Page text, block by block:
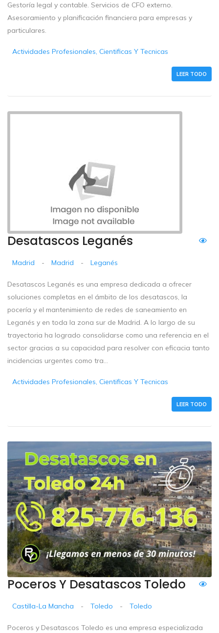
Gestoría legal y contable. Servicios de CFO externo.
Asesoramiento y planificación financiera para empresas y
particulares.
Actividades Profesionales, Cientificas Y Tecnicas
LEER TODO
Desatascos Leganés
Madrid - Madrid - Leganés
Desatascos Leganés es una empresa dedicada a ofrecer
soluciones completas en el ámbito de los desatascos, la
pocería y el mantenimiento de redes de saneamiento en
Leganés y en toda la zona sur de Madrid. A lo largo de su
trayectoria ha logrado consolidarse como una referencia en el
sector gracias a su capacidad para resolver con eficacia tanto
incidencias urgentes como tra...
Actividades Profesionales, Cientificas Y Tecnicas
LEER TODO
Poceros Y Desatascos Toledo
Castilla-La Mancha - Toledo - Toledo
Poceros y Desatascos Toledo es una empresa especializada